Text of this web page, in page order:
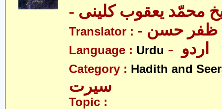
محمّد یعقوب کلینی
Translator : ظفر حسن
Language : Urdu
Category : Hadith and
سیرت
Topic :